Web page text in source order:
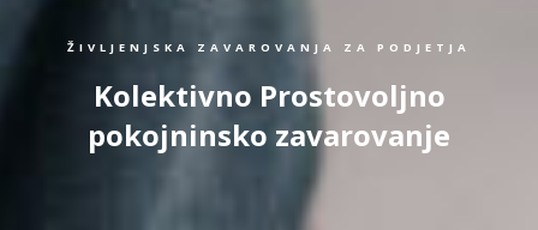
ŽIVLJENJSKA ZAVAROVANJA ZA PODJETJA
Kolektivno Prostovoljno
pokojninsko zavarovanje